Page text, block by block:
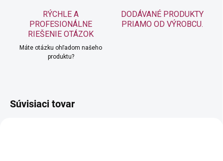
RÝCHLE A
PROFESIONÁLNE
RIEŠENIE OTÁZOK
Máte otázku ohľadom našeho
produktu?
DODÁVANÉ PRODUKTY
PRIAMO OD VÝROBCU.
Súvisiaci tovar